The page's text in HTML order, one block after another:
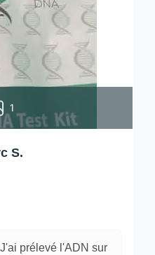
1
S.
prélevé l'ADN sur